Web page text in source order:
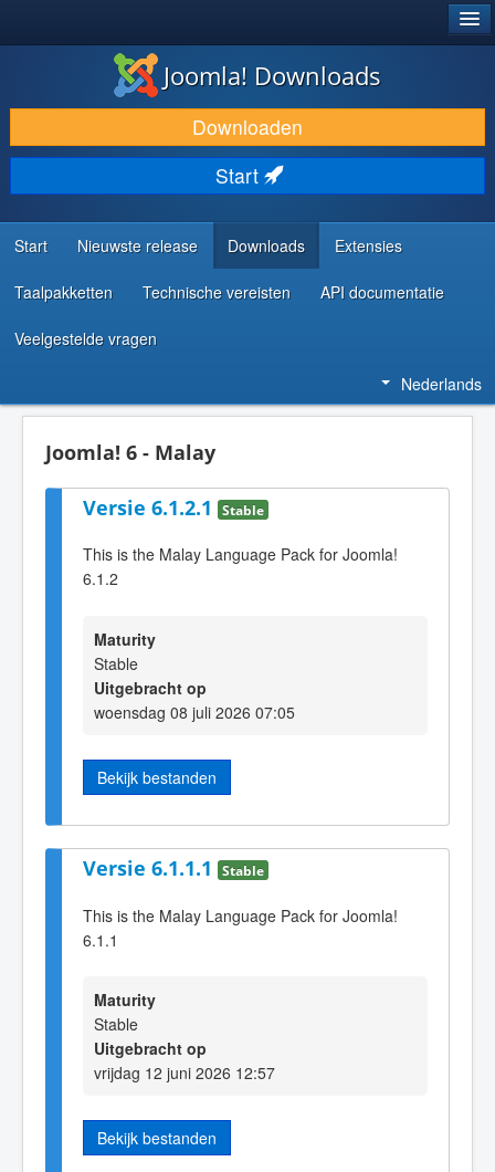
DOWNLOAD & BREID UIT
ONTDEK & LEER
COMMUNITY & ONDERSTEUNING
ONTWIKKELAARSBRONNEN
Joomla! Downloads
Downloaden
Start
Start Nieuwste release Downloads Extensies
Taalpakketten Technische vereisten API documentatie
Veelgestelde vragen
Nederlands
Joomla! 6 - Malay
Versie 6.1.2.1 Stable
This is the Malay Language Pack for Joomla!
6.1.2
Maturity
Stable
Uitgebracht op
woensdag 08 juli 2026 07:05
Bekijk bestanden
Versie 6.1.1.1 Stable
This is the Malay Language Pack for Joomla!
6.1.1
Maturity
Stable
Uitgebracht op
vrijdag 12 juni 2026 12:57
Bekijk bestanden